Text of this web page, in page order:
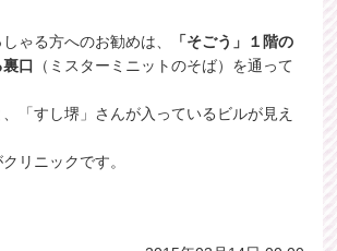
ゃる方へのお勧めは、
「そごう」１階の
口
（ミスターミニットのそば）を通って
「すし堺」さんが入っているビルが見え
リニックです。